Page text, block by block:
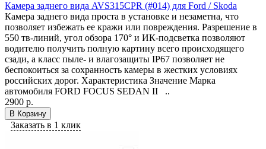
Камера заднего вида AVS315CPR (#014) для Ford / Skoda
Камера заднего вида проста в установке и незаметна, что
позволяет избежать ее кражи или повреждения. Разрешение в
550 тв-линий, угол обзора 170° и ИК-подсветка позволяют
водителю получить полную картину всего происходящего
сзади, а класс пыле- и влагозащиты IP67 позволяет не
беспокоиться за сохранность камеры в жестких условиях
российских дорог. Характеристика Значение Марка
автомобиля FORD FOCUS SEDAN II ..
2900 р.
В Корзину
Заказать в 1 клик